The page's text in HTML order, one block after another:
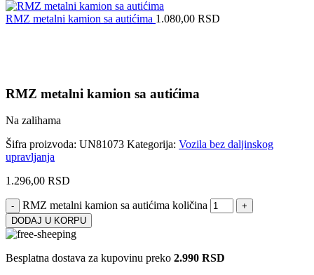
RMZ metalni kamion sa autićima 1.080,00 RSD
RMZ metalni kamion sa autićima
Na zalihama
Šifra proizvoda: UN81073 Kategorija: Vozila bez daljinskog
upravljanja
1.296,00 RSD
RMZ metalni kamion sa autićima količina
DODAJ U KORPU
Besplatna dostava za kupovinu preko 2.990 RSD